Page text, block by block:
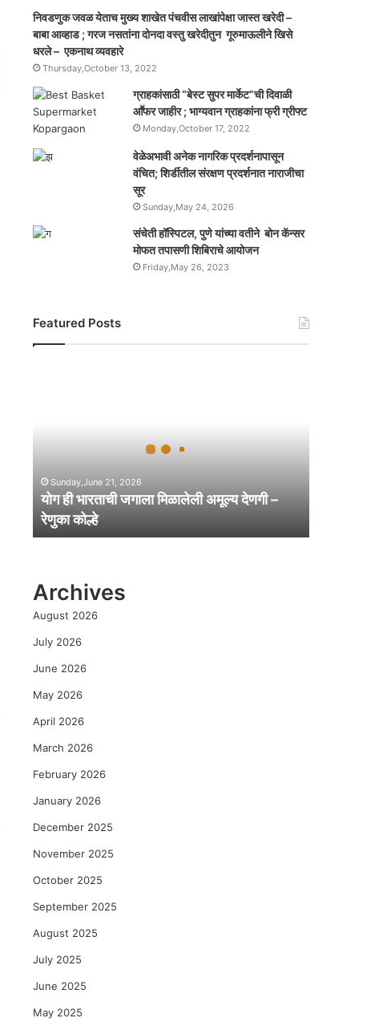
निवडणुक जवळ येताच मुख्य शाखेत पंचवीस लाखांपेक्षा जास्त खरेदी –
बाबा आव्हाड ; गरज नसतांना दोनदा वस्तु खरेदीतुन गूरुमाऊलीने खिसे
धरले – एकनाथ व्यवहारे
Thursday,October 13, 2022
ग्राहकांसाठी “बेस्ट सुपर मार्केट”ची दिवाळी
आॕफर जाहीर ; भाग्यवान ग्राहकांना फ्री ग्रीफ्ट
Monday,October 17, 2022
वेळेअभावी अनेक नागरिक प्रदर्शनापासून
वंचित; शिर्डीतील संरक्षण प्रदर्शनात नाराजीचा
सूर
Sunday,May 24, 2026
संचेती हॉस्पिटल, पुणे यांच्या वतीने बोन कॅन्सर
मोफत तपासणी शिबिराचे आयोजन
Friday,May 26, 2023
Featured Posts
गा
ला
मि
ली
मू
ल्य
ण
गी
रे
को
Sunday,June 21, 2026
योग ही भारताची जगाला मिळालेली अमूल्य देणगी –
रेणुका कोल्हे
Archives
August 2026
July 2026
June 2026
May 2026
April 2026
March 2026
February 2026
January 2026
December 2025
November 2025
October 2025
September 2025
August 2025
July 2025
June 2025
May 2025